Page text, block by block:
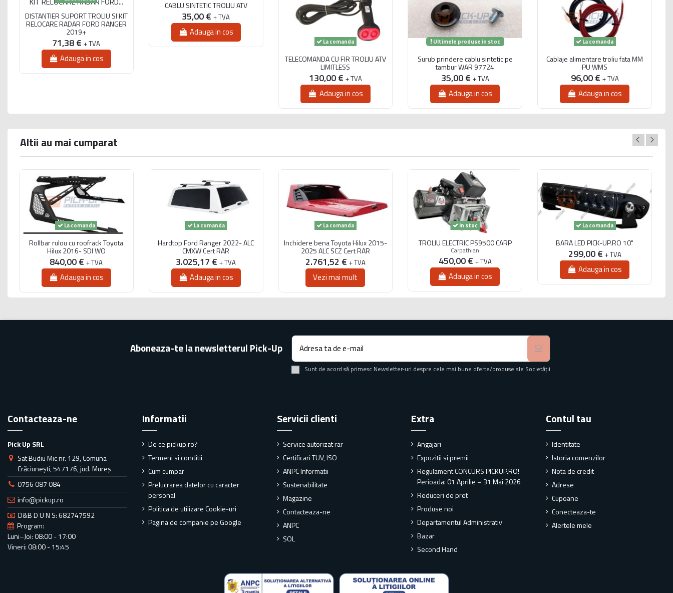
DISTANTIER SUPORT TROLIU SI KIT
RELOCARE RADAR FORD RANGER
2019+
71,38 €+ TVA
Adauga in cos
CABLU SINTETIC TROLIU ATV
35,00 €+ TVA
Adauga in cos
La comanda
TELECOMANDA CU FIR TROLIU ATV
LIMITLESS
130,00 € + TVA
Adauga in cos
Ultimele produse in stoc
Surub prindere cablu sintetic pe
tambur WAR 97724
35,00 € + TVA
Adauga in cos
La comanda
Cablaje alimentare troliu fata MM
PU WMS
96,00 € + TVA
Adauga in cos
Altii au mai cumparat
La comanda
Rollbar rulou cu roofrack Toyota
Hilux 2016- SDI WO
840,00 €+ TVA
Adauga in cos
La comanda
Hardtop Ford Ranger 2022- ALC
CMXW Cert RAR
3.025,17 €+ TVA
Adauga in cos
La comanda
Inchidere bena Toyota Hilux 2015-
2025 ALC SCZ Cert RAR
2.761,52 € + TVA
Vezi mai mult
In stoc
TROLIU ELECTRIC PS9500 CARP
Carpathian
450,00 € + TVA
Adauga in cos
La comanda
BARA LED PICK-UP.RO 10"
299,00 € + TVA
Adauga in cos
Aboneaza-te la newsletterul Pick-Up
Sunt de acord să primesc Newsletter-uri despre cele mai bune oferte/produse ale Societății
Contacteaza-ne
Pick Up SRL
Sat Budiu Mic nr. 129, Comuna
Crăciunești, 547176, jud. Mureș
0756 087 084
info@pickup.ro
D&B D U N S: 682747592
Program:
Luni–Joi: 08:00 - 17:00
Vineri: 08:00 - 15:45
Informatii
De ce pickup.ro?
Termeni si conditii
Cum cumpar
Prelucrarea datelor cu caracter
personal
Politica de utilizare Cookie-uri
Pagina de companie pe Google
Servicii clienti
Service autorizat rar
Certificari TUV, ISO
ANPC Informatii
Sustenabilitate
Magazine
Contacteaza-ne
ANPC
SOL
Extra
Angajari
Expozitii si premii
Regulament CONCURS PICKUP.RO!
Perioada: 01 Aprilie – 31 Mai 2026
Reduceri de pret
Produse noi
Departamentul Administrativ
Bazar
Second Hand
Contul tau
Identitate
Istoria comenzilor
Nota de credit
Adrese
Cupoane
Conecteaza-te
Alertele mele